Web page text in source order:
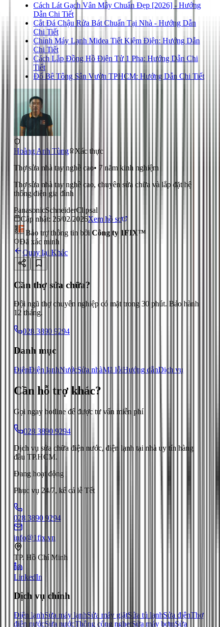
Cách Lát Gạch Vân Mây Chuẩn Đẹp [2026] - Hướng
Dẫn Chi Tiết
Cắt Đá Chậu Rửa Bát Chuẩn Tại Nhà - Hướng Dẫn
Chi Tiết
Chỉnh Máy Lạnh Midea Tiết Kiệm Điện: Hướng Dẫn
Chi Tiết
Cách Lắp Đồng Hồ Điện Tử 1 Pha: Hướng Dẫn Chi
Tiết
Đổ Bê Tông Sân Vườn TPHCM: Hướng Dẫn Chi Tiết
Hoàng Anh Tùng
Xác thực
Thợ sửa nhà tay nghề cao• 7 năm kinh nghiệm
Thợ sửa nhà tay nghề cao, chuyên sửa chữa và lắp đặt hệ
thống điện gia đình
PanasonicSchneiderClipsal
Cập nhật: 26/02/2026Xem hồ sơ
Bảo trợ thông tin bởi Công ty 1FIX™
Đã xác minh
Quay lại Khác
Cần thợ sửa chữa?
Đội ngũ thợ chuyên nghiệp có mặt trong 30 phút. Bảo hành
12 tháng.
028 3890 9294
Danh mục
ĐiệnĐiện lạnhNướcSửa nhàMã lỗiHướng dẫnDịch vụ
Cần hỗ trợ khác?
Gọi ngay hotline để được tư vấn miễn phí
028 3890 9294
Dịch vụ sửa chữa điện nước, điện lạnh tại nhà uy tín hàng
đầu TP.HCM.
Đang hoạt động
Phục vụ 24/7, kể cả lễ Tết
028 3890 9294
info@1fix.vn
TP. Hồ Chí Minh
LinkedIn
Dịch vụ chính
Điện lạnhSửa máy lạnhSửa máy giặtSửa tủ lạnhSửa điệnThợ
điện nướcSửa nướcThông cống nghẹtSửa máy bơmSửa